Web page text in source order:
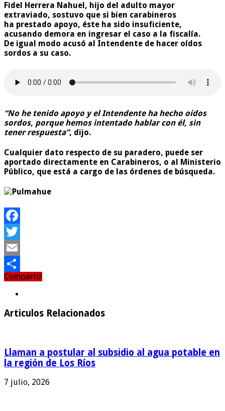
Fidel Herrera Nahuel, hijo del adulto mayor
extraviado, sostuvo que si bien carabineros
ha prestado apoyo, éste ha sido insuficiente,
acusando demora en ingresar el caso a la fiscalía.
De igual modo acusó al Intendente de hacer oídos
sordos a su caso.
“No he tenido apoyo y el Intendente ha hecho oídos
sordos, porque hemos intentado hablar con él, sin
tener respuesta”, dijo.
Cualquier dato respecto de su paradero, puede ser
aportado directamente en Carabineros, o al Ministerio
Público, que está a cargo de las órdenes de búsqueda.
Facebook
Twitter
Email
Compartir
Compartir
Articulos Relacionados
Llaman a postular al subsidio al agua potable en
la región de Los Ríos
7 julio, 2026